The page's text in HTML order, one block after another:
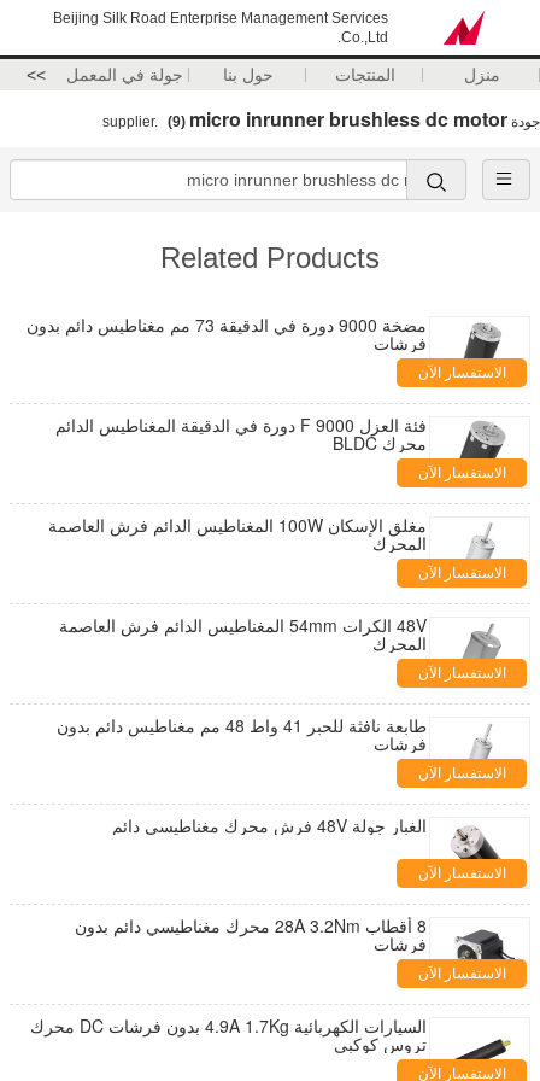
Beijing Silk Road Enterprise Management Services
Co.,Ltd.
منزل المنتجات حول بنا جولة في المعمل >>
جودة micro inrunner brushless dc motor
(9)
Related Products
مضخة 9000 دورة في الدقيقة 73 مم مغناطيس دائم بدون
فرشات
الاستفسار الآن
فئة العزل F 9000 دورة في الدقيقة المغناطيس الدائم
محرك BLDC
الاستفسار الآن
مغلق الإسكان 100W المغناطيس الدائم فرش العاصمة
المحرك
الاستفسار الآن
48V الكرات 54mm المغناطيس الدائم فرش العاصمة
المحرك
الاستفسار الآن
طابعة نافثة للحبر 41 واط 48 مم مغناطيس دائم بدون
فرشات
الاستفسار الآن
الغبار جولة 48V فرش محرك مغناطيسي دائم
الاستفسار الآن
8 أقطاب 28A 3.2Nm محرك مغناطيسي دائم بدون
فرشات
الاستفسار الآن
السيارات الكهربائية 4.9A 1.7Kg بدون فرشات DC محرك
تروس كوكبي
الاستفسار الآن